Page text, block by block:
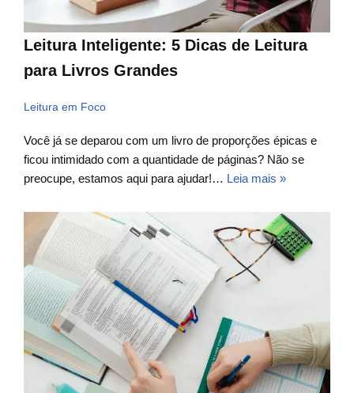
Leitura Inteligente: 5 Dicas de Leitura
para Livros Grandes
Leitura em Foco
Você já se deparou com um livro de proporções épicas e
ficou intimidado com a quantidade de páginas? Não se
preocupe, estamos aqui para ajudar!… Leia mais »